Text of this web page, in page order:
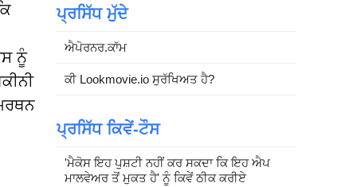
ਨੂੰ
ਪ੍ਰਸਿੱਧ ਮੁੱਦੇ
ਐਪੋਰਨਰ.ਕਾੱਮ
ਕੀ Lookmovie.io ਸੁਰੱਖਿਅਤ ਹੈ?
ਪ੍ਰਸਿੱਧ ਕਿਵੇਂ-ਟੌਸ
'ਮੈਕੋਸ ਇਹ ਪੁਸ਼ਟੀ ਨਹੀਂ ਕਰ ਸਕਦਾ ਕਿ ਇਹ ਐਪ
ਮਾਲਵੇਅਰ ਤੋਂ ਮੁਕਤ ਹੈ' ਨੂੰ ਕਿਵੇਂ ਠੀਕ ਕਰੀਏ